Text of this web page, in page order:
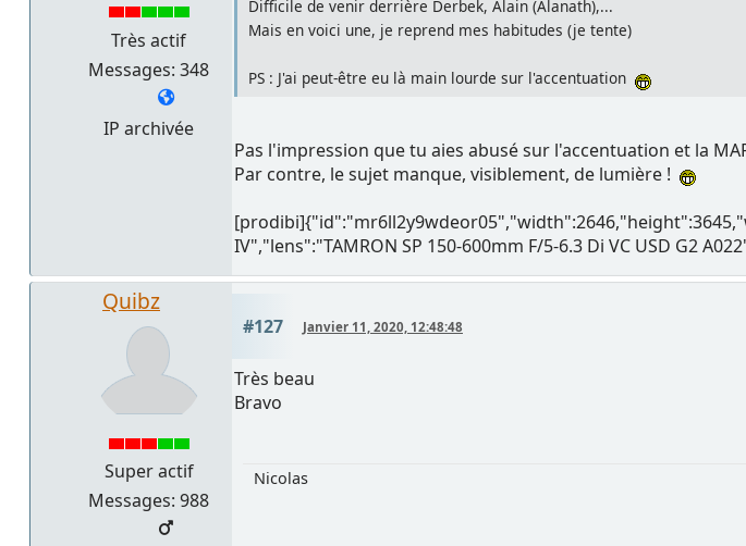
Très actif
Messages: 348
IP archivée
Difficile de venir derrière Derbek, Alain (Alanath),...
Mais en voici une, je reprend mes habitudes (je tente)
PS : J'ai peut-être eu là main lourde sur l'accentuation
Pas l'impression que tu aies abusé sur l'accentuation et la
Par contre, le sujet manque, visiblement, de lumière !
IV","lens":"TAMRON SP 150-600mm F/5-6.3 Di VC USD G2
Quibz
Super actif
Messages: 988
#127 Janvier 11, 2020, 12:48:48
Très beau
Bravo
Nicolas